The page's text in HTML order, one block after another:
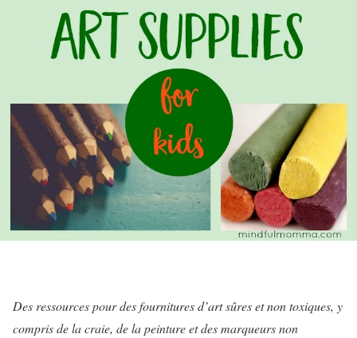
Des ressources pour des fournitures d’art sûres et non toxiques, y
compris de la craie, de la peinture et des marqueurs non